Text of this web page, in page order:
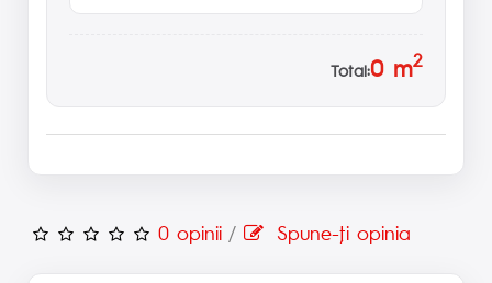
Total:0m2
0 opinii / Spune-ţi opinia